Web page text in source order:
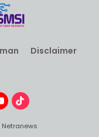
Disclaimer
TikTok